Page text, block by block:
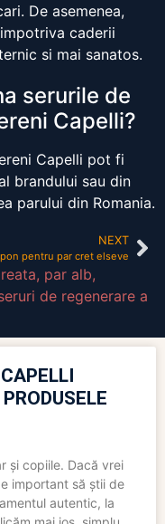
De asemenea,
caderii
si mai sanatos.
serurile de
Capelli?
Capelli pot fi
brandului sau din
parului din Romania.
NEXT
pentru par cret elseve
, par alb,
de regenerare a
și copiile. Dacă vrei
important să știi de
autentic, la